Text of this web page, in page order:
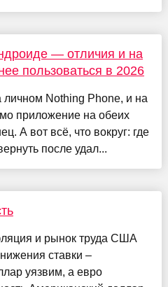
— отличия и на
пользоваться в 2026
Nothing Phone, и на
приложение на обеих
А вот всё, что вокруг: где
после удал...
и рынок труда США
ставки –
уязвим, а евро